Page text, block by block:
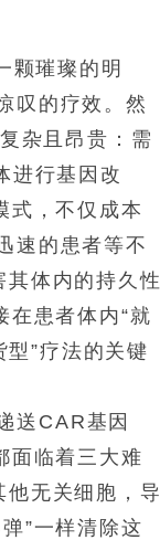
颗璀璨的明
叹的疗效。然
杂且昂贵：需
进行基因改
式，不仅成本
速的患者等不
体内的持久性
在患者体内“就
”疗法的关键
送CAR基因
面临着三大难
他无关细胞，导
”一样清除这